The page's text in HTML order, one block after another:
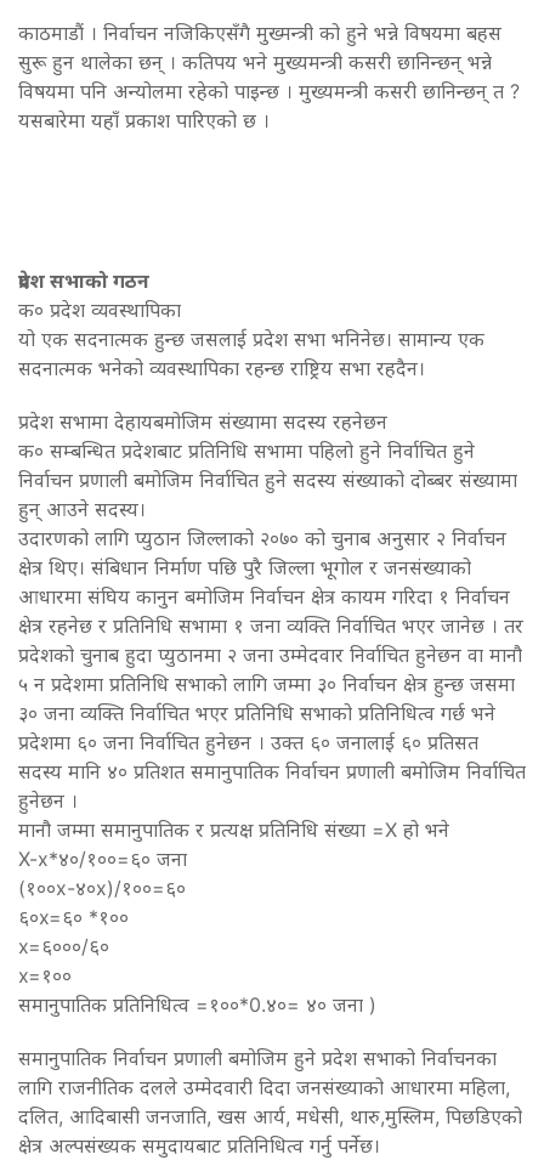
काठमाडाैं । निर्वाचन नजिकिएसँगै मुख्मन्त्री को हुने भन्ने विषयमा बहस
सुरू हुन थालेका छन् । कतिपय भने मुख्यमन्त्री कसरी छानिन्छन् भन्ने
विषयमा पनि अन्योलमा रहेको पाइन्छ । मुख्यमन्त्री कसरी छानिन्छन् त ?
यसबारेमा यहाँ प्रकाश पारिएको छ ।
प्रदेश सभाको गठन
क० प्रदेश व्यवस्थापिका
यो एक सदनात्मक हुन्छ जसलाई प्रदेश सभा भनिनेछ। सामान्य एक
सदनात्मक भनेको व्यवस्थापिका रहन्छ राष्ट्रिय सभा रहदैन।
प्रदेश सभामा देहायबमोजिम संख्यामा सदस्य रहनेछन
क० सम्बन्धित प्रदेशबाट प्रतिनिधि सभामा पहिलो हुने निर्वाचित हुने
निर्वाचन प्रणाली बमोजिम निर्वाचित हुने सदस्य संख्याको दोब्बर संख्यामा
हुन् आउने सदस्य।
उदारणको लागि प्युठान जिल्लाको २०७० को चुनाब अनुसार २ निर्वाचन
क्षेत्र थिए। संबिधान निर्माण पछि पुरै जिल्ला भूगोल र जनसंख्याको
आधारमा संघिय कानुन बमोजिम निर्वाचन क्षेत्र कायम गरिदा १ निर्वाचन
क्षेत्र रहनेछ र प्रतिनिधि सभामा १ जना व्यक्ति निर्वाचित भएर जानेछ । तर
प्रदेशको चुनाब हुदा प्युठानमा २ जना उम्मेदवार निर्वाचित हुनेछन वा मानौ
५ न प्रदेशमा प्रतिनिधि सभाको लागि जम्मा ३० निर्वाचन क्षेत्र हुन्छ जसमा
३० जना व्यक्ति निर्वाचित भएर प्रतिनिधि सभाको प्रतिनिधित्व गर्छ भने
प्रदेशमा ६० जना निर्वाचित हुनेछन । उक्त ६० जनालाई ६० प्रतिसत
सदस्य मानि ४० प्रतिशत समानुपातिक निर्वाचन प्रणाली बमोजिम निर्वाचित
हुनेछन ।
मानौ जम्मा समानुपातिक र प्रत्यक्ष प्रतिनिधि संख्या =X हो भने
X-x*४०/१००=६० जना
(१००x-४०x)/१००=६०
६०x=६० *१००
x=६०००/६०
x=१००
समानुपातिक प्रतिनिधित्व =१००*0.४०= ४० जना )
समानुपातिक निर्वाचन प्रणाली बमोजिम हुने प्रदेश सभाको निर्वाचनका
लागि राजनीतिक दलले उम्मेदवारी दिदा जनसंख्याको आधारमा महिला,
दलित, आदिबासी जनजाति, खस आर्य, मधेसी, थारु,मुस्लिम, पिछडिएको
क्षेत्र अल्पसंख्यक समुदायबाट प्रतिनिधित्व गर्नु पर्नेछ।